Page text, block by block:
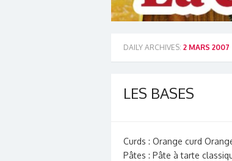
DAILY ARCHIVES: 2 MARS 2007
LES BASES
Curds : Orange curd
Pâtes : Pâte à tarte